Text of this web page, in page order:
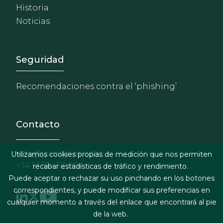
Historia
Noticias
Footer - Extranet y
Seguridad
Recomendaciones contra el ‘phishing’
Contacto
info@garrigues.com
+34 91 514 52 00
Utilizamos cookies propias de medición que nos permiten
recabar estadísticas de tráfico y rendimiento.
Puede aceptar o rechazar su uso pinchando en los botones
correspondientes, y puede modificar sus preferencias en
cualquier momento a través del enlace que encontrará al pie
de la web.